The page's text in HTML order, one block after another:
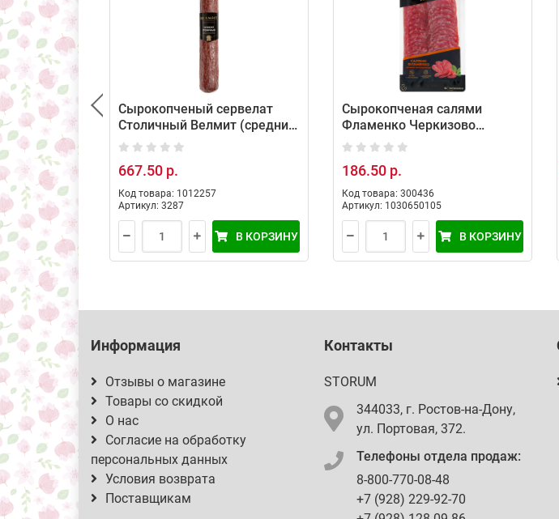
Сырокопченый сервелат
Столичный Велмит (средний
вес: 500 г)
667.50 р.
Код товара: 1012257
Артикул: 3287
В КОРЗИНУ
Сырокопченая салями
Фламенко Черкизово
(средний вес: 100 г)
186.50 р.
Код товара: 300436
Артикул: 1030650105
В КОРЗИНУ
Информация
Отзывы о магазине
Товары со скидкой
О нас
Согласие на обработку
персональных данных
Условия возврата
Поставщикам
Контакты
STORUM
344033, г. Ростов-на-Дону,
ул. Портовая, 372.
Телефоны отдела продаж:
8-800-770-08-48
+7 (928) 229-92-70